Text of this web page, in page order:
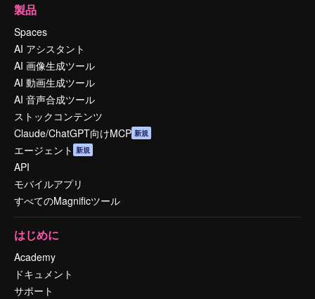
製品
Spaces
AI アシスタント
AI 画像生成ツール
AI 動画生成ツール
AI 音声合成ツール
ストックコンテンツ
Claude/ChatGPT向けMCP 新規
エージェント 新規
API
モバイルアプリ
すべてのMagnificツール
はじめに
Academy
ドキュメント
サポート